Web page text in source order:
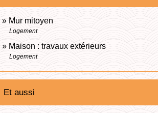
Mur mitoyen
Logement
Maison : travaux extérieurs
Logement
Et aussi